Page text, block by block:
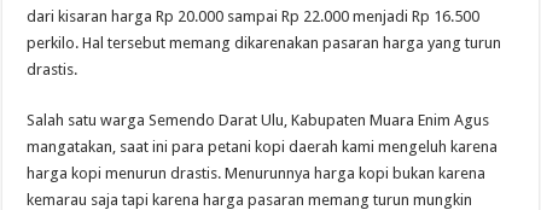
dari kisaran harga Rp 20.000 sampai Rp 22.000 menjadi Rp 16.500
perkilo. Hal tersebut memang dikarenakan pasaran harga yang turun
drastis.
Salah satu warga Semendo Darat Ulu, Kabupaten Muara Enim Agus
mangatakan, saat ini para petani kopi daerah kami mengeluh karena
harga kopi menurun drastis. Menurunnya harga kopi bukan karena
kemarau saja tapi karena harga pasaran memang turun mungkin